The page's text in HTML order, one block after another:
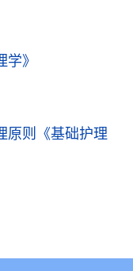
学》
则
《基础护理